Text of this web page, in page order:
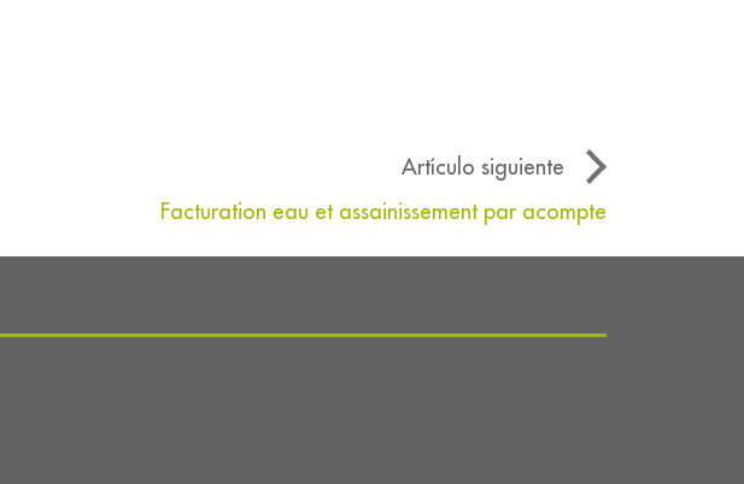
Artículo siguiente
Facturation eau et assainissement par acompte